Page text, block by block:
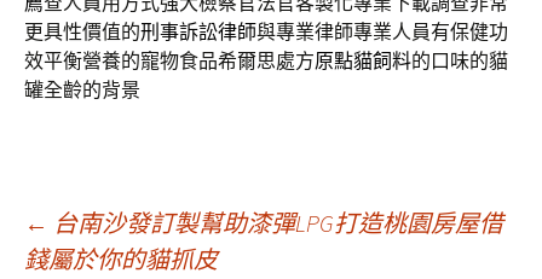
更具性價值的刑事訴訟律師與專業律師專業人員有保健功
效平衡營養的寵物食品希爾思處方原點貓飼料的口味的貓
罐全齡的背景
文
← 台南沙發訂製幫助漆彈LPG打造桃園房屋借
錢屬於你的貓抓皮